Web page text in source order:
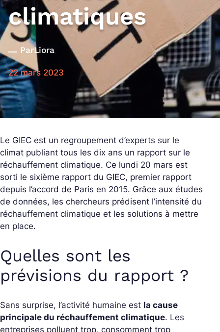
climatiques
ParLiora
22 mars 2023
Le GIEC est un regroupement d’experts sur le
climat publiant tous les dix ans un rapport sur le
réchauffement climatique. Ce lundi 20 mars est
sorti le sixième rapport du GIEC, premier rapport
depuis l’accord de Paris en 2015. Grâce aux études
de données, les chercheurs prédisent l’intensité du
réchauffement climatique et les solutions à mettre
en place.
Quelles sont les
prévisions du rapport ?
Sans surprise, l’activité humaine est la cause
principale du réchauffement climatique. Les
entreprises polluent trop, consomment trop